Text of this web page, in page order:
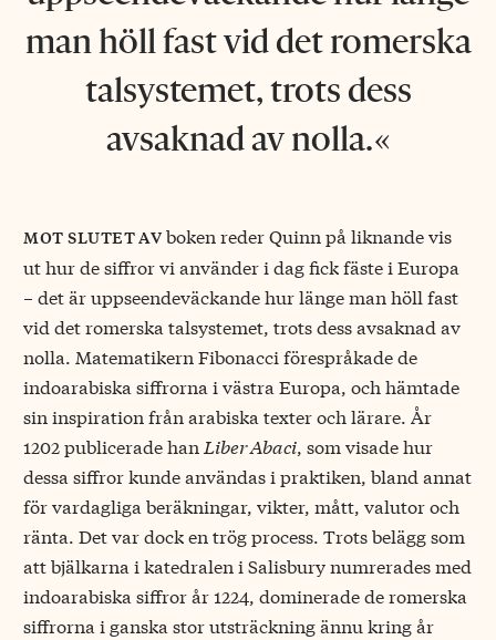
man höll fast vid det romerska
talsystemet, trots dess
avsaknad av nolla.
mot slutet avboken reder Quinn på liknande vis
ut hur de siffror vi använder i dag fick fäste i Europa
− det är uppseendeväckande hur länge man höll fast
vid det romerska talsystemet, trots dess avsaknad av
nolla. Matematikern Fibonacci förespråkade de
indoarabiska siffrorna i västra Europa, och hämtade
sin inspiration från arabiska texter och lärare. År
1202 publicerade han Liber Abaci, som visade hur
dessa siffror kunde användas i praktiken, bland annat
för vardagliga beräkningar, vikter, mått, valutor och
ränta. Det var dock en trög process. Trots belägg som
att bjälkarna i katedralen i Salisbury numrerades med
indoarabiska siffror år 1224, dominerade de romerska
siffrorna i ganska stor utsträckning ännu kring år